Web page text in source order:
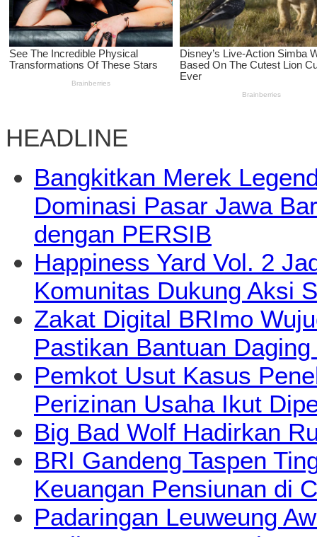
HEADLINE
Bangkitkan Merek
Dominasi Pasar Jawa
dengan PERSIB
Happiness Yard Vol. 2
Komunitas Dukung Aksi
Zakat Digital BRImo
Pastikan Bantuan
Pemkot Usut Kasus
Perizinan Usaha Ikut
Big Bad Wolf Hadirkan
BRI Gandeng Taspen
Keuangan Pensiunan di
Padaringan Leuweung